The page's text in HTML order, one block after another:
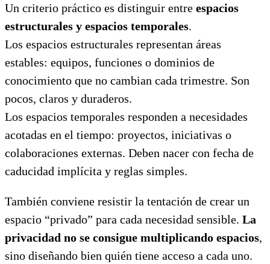
Un criterio práctico es distinguir entre espacios
estructurales y espacios temporales.
Los espacios estructurales representan áreas
estables: equipos, funciones o dominios de
conocimiento que no cambian cada trimestre. Son
pocos, claros y duraderos.
Los espacios temporales responden a necesidades
acotadas en el tiempo: proyectos, iniciativas o
colaboraciones externas. Deben nacer con fecha de
caducidad implícita y reglas simples.
También conviene resistir la tentación de crear un
espacio “privado” para cada necesidad sensible. La
privacidad no se consigue multiplicando espacios,
sino diseñando bien quién tiene acceso a cada uno.